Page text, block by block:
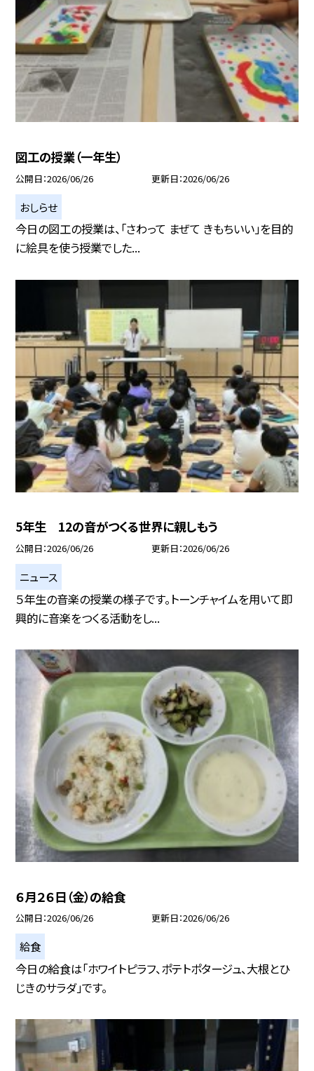
図工の授業（一年生）
公開日 2026/06/26 更新日 2026/06/26
おしらせ
今日の図工の授業は、「さわって まぜて きもちいい」を目的
に絵具を使う授業でした...
5年生 12の音がつくる世界に親しもう
公開日 2026/06/26 更新日 2026/06/26
ニュース
５年生の音楽の授業の様子です。トーンチャイムを用いて即
興的に音楽をつくる活動をし...
６月２６日（金）の給食
公開日 2026/06/26 更新日 2026/06/26
給食
今日の給食は「ホワイトピラフ、ポテトポタージュ、大根とひ
じきのサラダ」です。